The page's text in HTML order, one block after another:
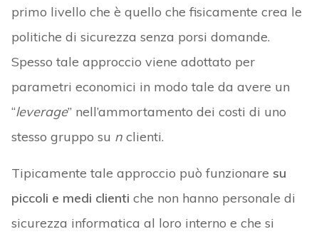
primo livello che è quello che fisicamente crea le
politiche di sicurezza senza porsi domande.
Spesso tale approccio viene adottato per
parametri economici in modo tale da avere un
“leverage” nell’ammortamento dei costi di uno
stesso gruppo su nclienti.
Tipicamente tale approccio può funzionare su
piccoli e medi clienti che non hanno personale di
sicurezza informatica al loro interno e che si